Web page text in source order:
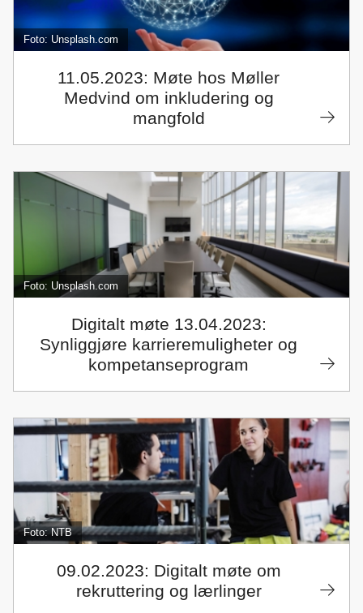
Foto: Unsplash.com
11.05.2023: Møte hos Møller
Medvind om inkludering og
mangfold
Foto: Unsplash.com
Digitalt møte 13.04.2023:
Synliggjøre karrieremuligheter og
kompetanseprogram
Foto: NTB
09.02.2023: Digitalt møte om
rekruttering og lærlinger